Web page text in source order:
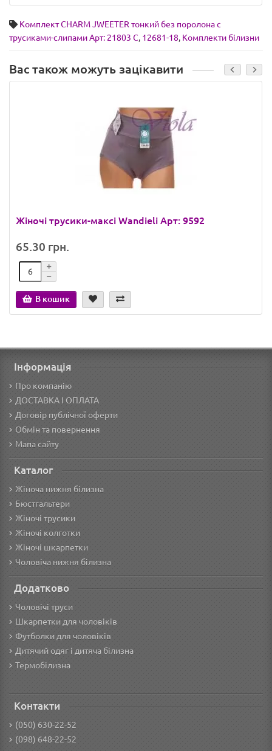
Комплект CHARM JWEETER тонкий без поролона с
трусиками-слипами Арт: 21803 C, 12681-18, Комплекти білизни
Вас також можуть зацікавити
Жіночі трусики-максі Wandieli Арт: 9592
65.30 грн.
В кошик
Інформація
Про компанію
ДОСТАВКА І ОПЛАТА
Договір публічної оферти
Обмін та повернення
Мапа сайту
Каталог
Жіноча нижня білизна
Бюстгальтери
Жіночі трусики
Жіночі колготки
Жіночі шкарпетки
Чоловіча нижня білизна
Додатково
Чоловічі труси
Шкарпетки для чоловіків
Футболки для чоловіків
Дитячий одяг і дитяча білизна
Термобілизна
Контакти
(050) 630-22-52
(098) 648-22-52